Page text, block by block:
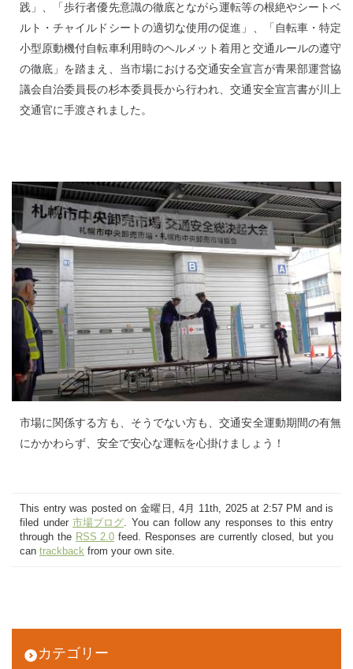
カテゴリー
践」、「歩行者優先意識の徹底とながら運転等の根絶やシートベ
ルト・チャイルドシートの適切な使用の促進」、「自転車・特定
小型原動機付自転車利用時のヘルメット着用と交通ルールの遵守
の徹底」を踏まえ、当市場における交通安全宣言が青果部運営協
議会自治委員長の杉本委員長から行われ、交通安全宣言書が川上
交通官に手渡されました。
市場に関係する方も、そうでない方も、交通安全運動期間の有無
にかかわらず、安全で安心な運転を心掛けましょう！
This entry was posted on 金曜日, 4月 11th, 2025 at 2:57 PM and is
filed under 市場ブログ. You can follow any responses to this entry
through the RSS 2.0 feed. Responses are currently closed, but you
can trackback from your own site.